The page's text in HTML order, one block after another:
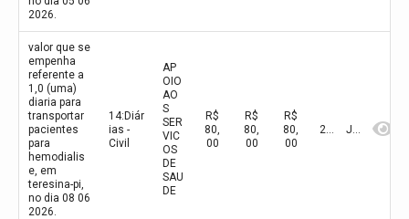
2026.
valor que se
empenha
referente a
1,0 (uma)
diaria para
transportar
pacientes
para
hemodialis
e, em
teresina-pi,
no dia 08 06
2026.
14:Diár
ias -
Civil
AP
OIO
AO
S
SER
VIC
OS
DE
SAU
DE
R$
80,
00
R$
80,
00
R$
80,
00
2026 Junho